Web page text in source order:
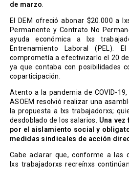
de marzo.
El DEM ofreció abonar $20.000 a
Permanente y Contrato No
ayuda económica a lxs
Entrenamiento Laboral (PEL).
comprometía a efectivizarlo el 20
ya que contaba con posibilidades
coparticipación.
Atento a la pandemia de COVID-
ASOEM resolvió realizar una
la propuesta a lxs trabajadorxs;
desdoblado de los salarios. Una
por el aislamiento social y
medidas sindicales de acción
Cabe aclarar que, conforme a las
lxs trabajadorxs recreínxs